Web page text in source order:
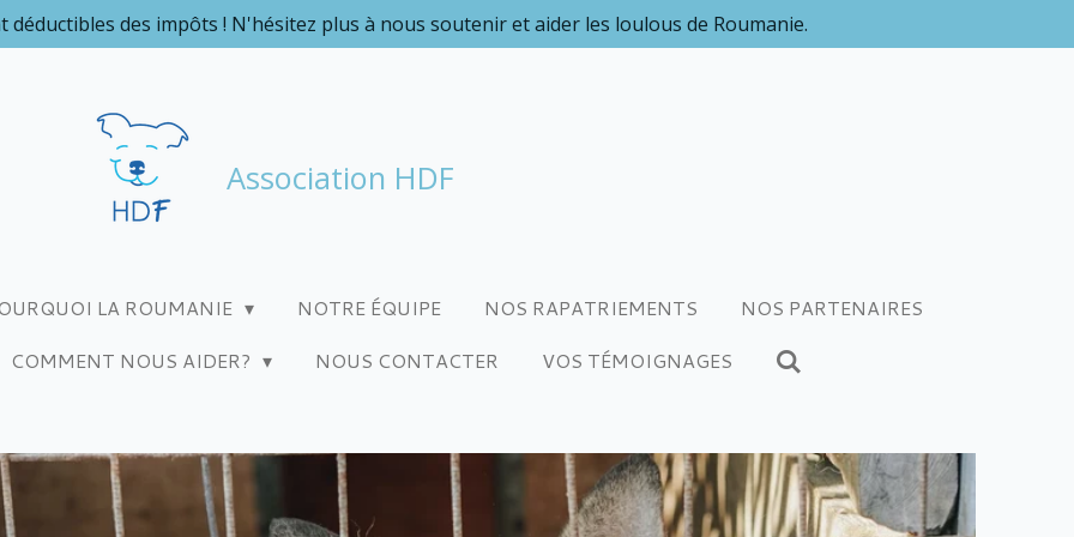
déductibles des impôts ! N'hésitez plus à nous soutenir et aider les loulous de Roumanie.
Association HDF
LA ROUMANIE NOTRE ÉQUIPE NOS RAPATRIEMENTS
NOS PARTENAIRES
COMMENT NOUS AIDER? NOUS CONTACTER VOS TÉMOIGNAGES